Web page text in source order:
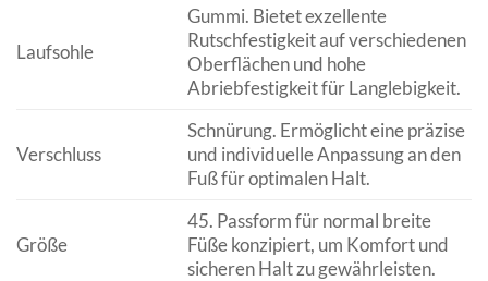
Laufsohle
Gummi. Bietet exzellente
Rutschfestigkeit auf verschiedenen
Oberflächen und hohe
Abriebfestigkeit für Langlebigkeit.
Verschluss
Schnürung. Ermöglicht eine präzise
und individuelle Anpassung an den
Fuß für optimalen Halt.
Größe
45. Passform für normal breite
Füße konzipiert, um Komfort und
sicheren Halt zu gewährleisten.